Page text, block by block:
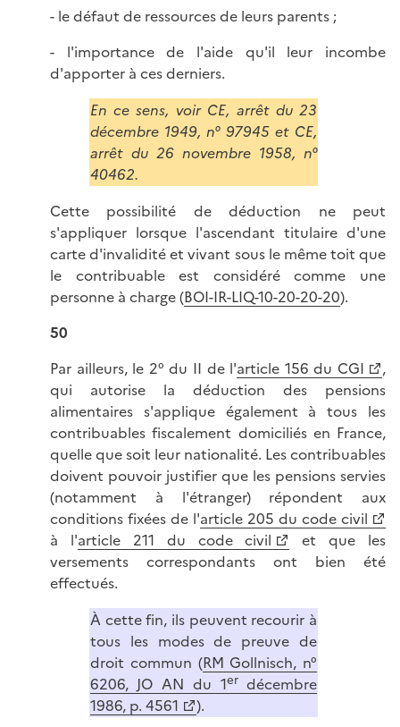
- le défaut de ressources de leurs parents ;
- l'importance de l'aide qu'il leur incombe
d'apporter à ces derniers.
En ce sens, voir CE, arrêt du 23
décembre 1949, n° 97945 et CE,
arrêt du 26 novembre 1958, n°
40462.
Cette possibilité de déduction ne peut
s'appliquer lorsque l'ascendant titulaire d'une
carte d'invalidité et vivant sous le même toit que
le contribuable est considéré comme une
personne à charge (BOI-IR-LIQ-10-20-20-20).
50
Par ailleurs, le 2° du II de l'article 156 du CGI
,
qui autorise la déduction des pensions
alimentaires s'applique également à tous les
contribuables fiscalement domiciliés en France,
quelle que soit leur nationalité. Les contribuables
doivent pouvoir justifier que les pensions servies
(notamment à l'étranger) répondent aux
conditions fixées de l'article 205 du code civil
à l'article 211 du code civil
et que les
versements correspondants ont bien été
effectués.
À cette fin, ils peuvent recourir à
tous les modes de preuve de
droit commun (RM Gollnisch, n°
6206, JO AN du 1erdécembre
1986, p. 4561
).